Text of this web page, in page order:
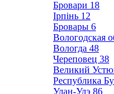
Бровари 18
Ірпінь 12
Бровары 6
Вологодская
Вологда 48
Череповец 38
Великий
Республика
Улан-Удэ 86